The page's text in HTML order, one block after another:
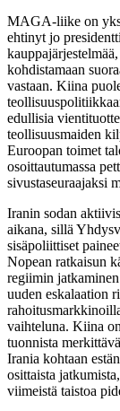
MAGA-liike on
ehtinyt jo
kohdistamaan
vastaan. Kiina
edullisia
teollisuusmaiden
Euroopan toimet
osoittautumassa
sivustaseuraajaksi
Iranin sodan
aikana, sillä
sisäpoliittiset
Nopean ratkaisun
regiimin
uuden eskalaation
vaihteluna. Kiina
tuonnista
Irania kohtaan
osittaista
viimeistä taistoa